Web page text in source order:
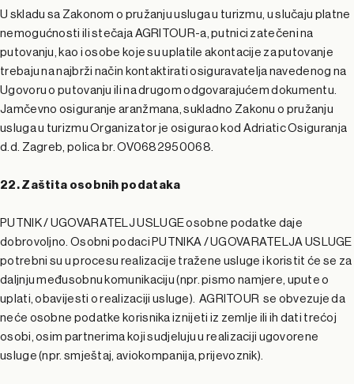
U skladu sa Zakonom o pružanju usluga u turizmu, u slučaju platne
nemogućnosti ili stečaja AGRITOUR-a, putnici zatečeni na
putovanju, kao i osobe koje su uplatile akontacije za putovanje
trebaju na najbrži način kontaktirati osiguravatelja navedenog na
Ugovoru o putovanju ili na drugom odgovarajućem dokumentu.
Jamčevno osiguranje aranžmana, sukladno Zakonu o pružanju
usluga u turizmu Organizator je osigurao kod Adriatic Osiguranja
d.d. Zagreb, polica br. OV0682950068.
22. Zaštita osobnih podataka
PUTNIK / UGOVARATELJ USLUGE osobne podatke daje
dobrovoljno. Osobni podaci PUTNIKA / UGOVARATELJA USLUGE
potrebni su u procesu realizacije tražene usluge i koristit će se za
daljnju međusobnu komunikaciju (npr. pismo namjere, upute o
uplati, obavijesti o realizaciji usluge). AGRITOUR se obvezuje da
neće osobne podatke korisnika iznijeti iz zemlje ili ih dati trećoj
osobi, osim partnerima koji sudjeluju u realizaciji ugovorene
usluge (npr. smještaj, aviokompanija, prijevoznik).